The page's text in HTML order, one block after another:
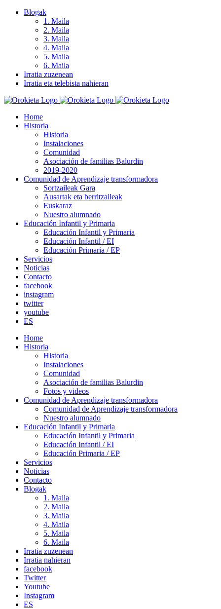
Skip
Blogak
1. Maila
2. Maila
3. Maila
4. Maila
5. Maila
6. Maila
Irratia zuzenean
Irratia eta telebista nahieran
Home
Historia
Historia
Instalaciones
Comunidad
Asociación de familias Balurdin
2019-2020
Comunidad de Aprendizaje transformadora
Sortzaileak Gara
Ausartak eta berritzaileak
Euskaraz
Nuestro alumnado
Educación Infantil y Primaria
Educación Infantil y Primaria
Educación Infantil / EI
Educación Primaria / EP
Servicios
Noticias
Contacto
facebook
instagram
twitter
youtube
ES
Home
Historia
Historia
Instalaciones
Comunidad
Asociación de familias Balurdin
Fotos y videos
Comunidad de Aprendizaje transformadora
Comunidad de Aprendizaje transformadora
Nuestro alumnado
Educación Infantil y Primaria
Educación Infantil y Primaria
Educación Infantil / EI
Educación Primaria / EP
Servicios
Noticias
Contacto
Blogak
1. Maila
2. Maila
3. Maila
4. Maila
5. Maila
6. Maila
Irratia zuzenean
Irratia nahieran
facebook
Twitter
Youtube
Instagram
ES